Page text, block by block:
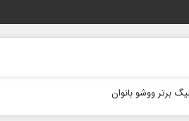
برتر ووشو بانوان